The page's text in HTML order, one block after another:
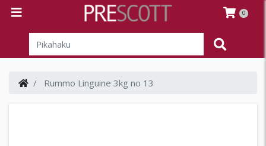
0
Rummo Linguine 3kg no 13